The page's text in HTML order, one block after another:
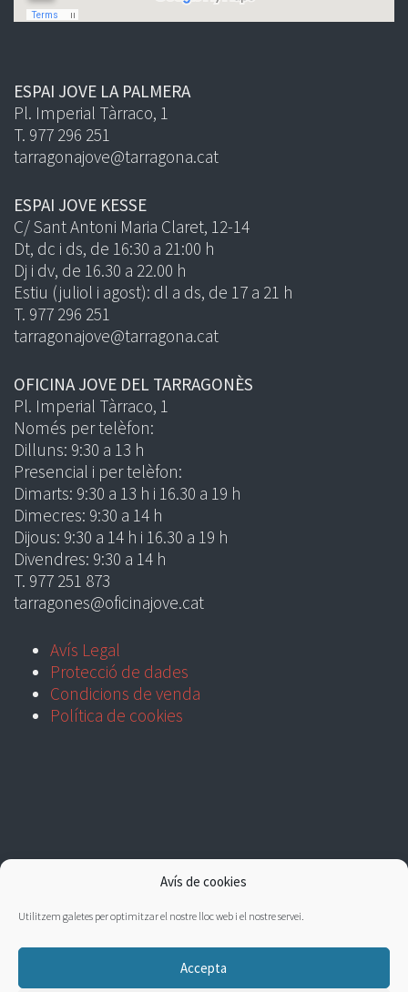
Avís de cookies
Utilitzem galetes per optimitzar el nostre lloc web i el nostre servei.
Accepta
ESPAI JOVE LA PALMERA
Pl. Imperial Tàrraco, 1
T. 977 296 251
tarragonajove@tarragona.cat
ESPAI JOVE KESSE
C/ Sant Antoni Maria Claret, 12-14
Dt, dc i ds, de 16:30 a 21:00 h
Dj i dv, de 16.30 a 22.00 h
Estiu (juliol i agost): dl a ds, de 17 a 21 h
T. 977 296 251
tarragonajove@tarragona.cat
OFICINA JOVE DEL TARRAGONÈS
Pl. Imperial Tàrraco, 1
Només per telèfon:
Dilluns: 9:30 a 13 h
Presencial i per telèfon:
Dimarts: 9:30 a 13 h i 16.30 a 19 h
Dimecres: 9:30 a 14 h
Dijous: 9:30 a 14 h i 16.30 a 19 h
Divendres: 9:30 a 14 h
T. 977 251 873
tarragones@oficinajove.cat
Avís Legal
Protecció de dades
Condicions de venda
Política de cookies